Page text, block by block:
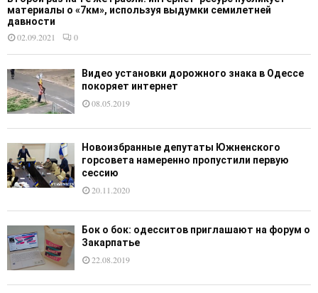
материалы о «7км», используя выдумки семилетней
давности
02.09.2021
0
Видео установки дорожного знака в Одессе
покоряет интернет
08.05.2019
Новоизбранные депутаты Южненского
горсовета намеренно пропустили первую
сессию
20.11.2020
Бок о бок: одесситов приглашают на форум о
Закарпатье
22.08.2019